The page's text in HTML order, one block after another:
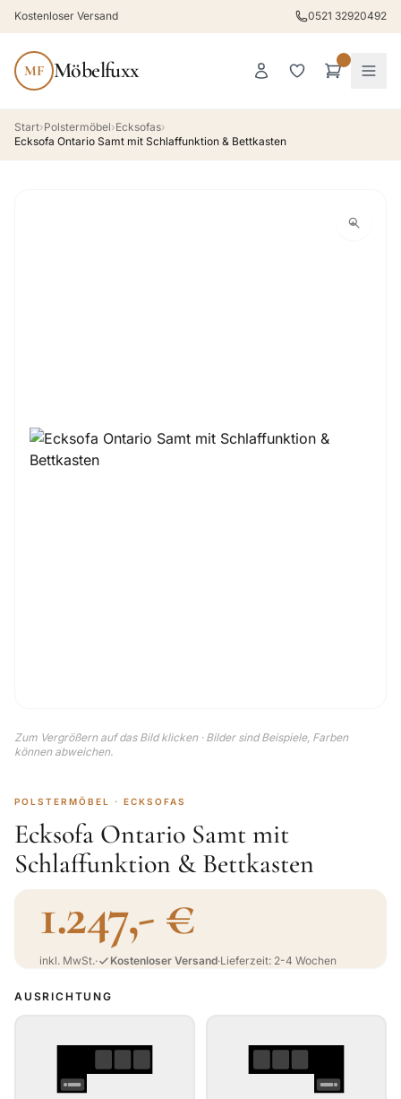
Kostenloser Versand 0521 32920492
MF Möbelfuxx
Start›Polstermöbel›Ecksofas›
Ecksofa Ontario Samt mit Schlaffunktion & Bettkasten
Zum Vergrößern auf das Bild klicken · Bilder sind Beispiele, Farben
können abweichen.
POLSTERMÖBEL · ECKSOFAS
Ecksofa Ontario Samt mit
Schlaffunktion & Bettkasten
1.247,- €
inkl. MwSt.· Kostenloser Versand·Lieferzeit: 2-4 Wochen
AUSRICHTUNG